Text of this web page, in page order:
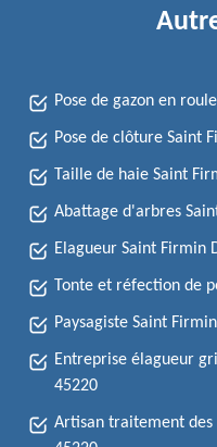
Pose de gazon en
Pose de clôture Saint
Taille de haie Saint
Abattage d'arbres
Elagueur Saint Firmin
Tonte et réfection de
Paysagiste Saint
Entreprise élagueur
45220
Artisan traitement des